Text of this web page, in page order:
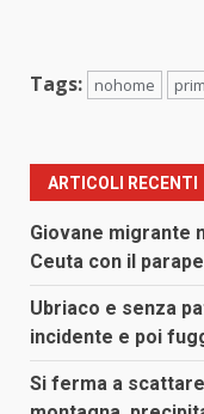
Tags: nohome
ARTICOLI RECENTI
Giovane migrante
Ceuta con il
Ubriaco e senza
incidente e poi
Si ferma a